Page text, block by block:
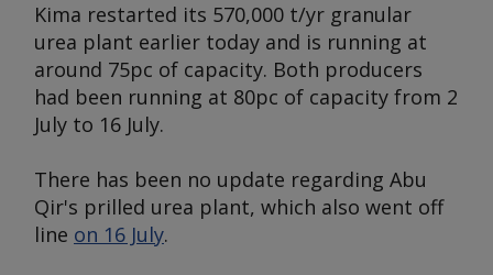
Kima restarted its 570,000 t/yr granular
urea plant earlier today and is running at
around 75pc of capacity. Both producers
had been running at 80pc of capacity from 2
July to 16 July.
There has been no update regarding Abu
Qir's prilled urea plant, which also went off
line on 16 July.